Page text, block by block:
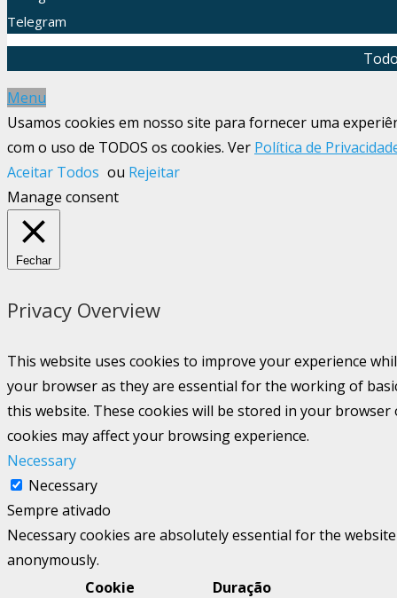
Telegram
Menu
Usamos cookies em nosso site para fornecer uma
com o uso de TODOS os cookies. Ver Política de
Aceitar Todos ou Rejeitar
Manage consent
Fechar
Privacy Overview
This website uses cookies to improve your experience
your browser as they are essential for the working of
this website. These cookies will be stored in your
cookies may affect your browsing experience.
Necessary
Necessary
Sempre ativado
Necessary cookies are absolutely essential for the
anonymously.
Cookie
Duração